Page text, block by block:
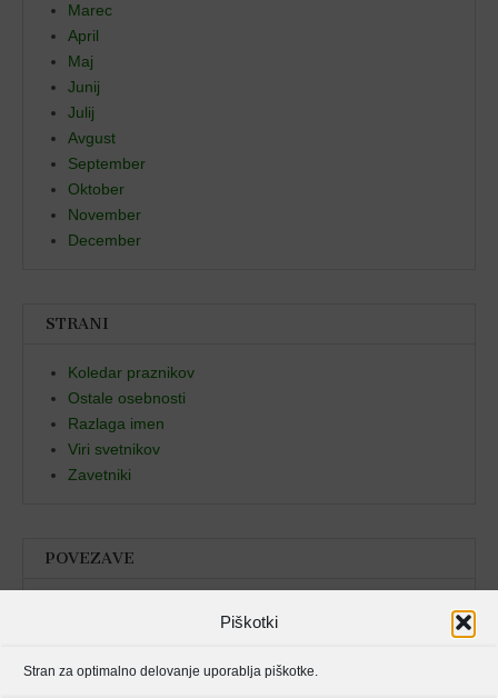
Piškotki
Stran za optimalno delovanje uporablja piškotke.
Marec
April
Maj
Junij
Julij
Avgust
September
Oktober
November
December
STRANI
Koledar praznikov
Ostale osebnosti
Razlaga imen
Viri svetnikov
Zavetniki
POVEZAVE